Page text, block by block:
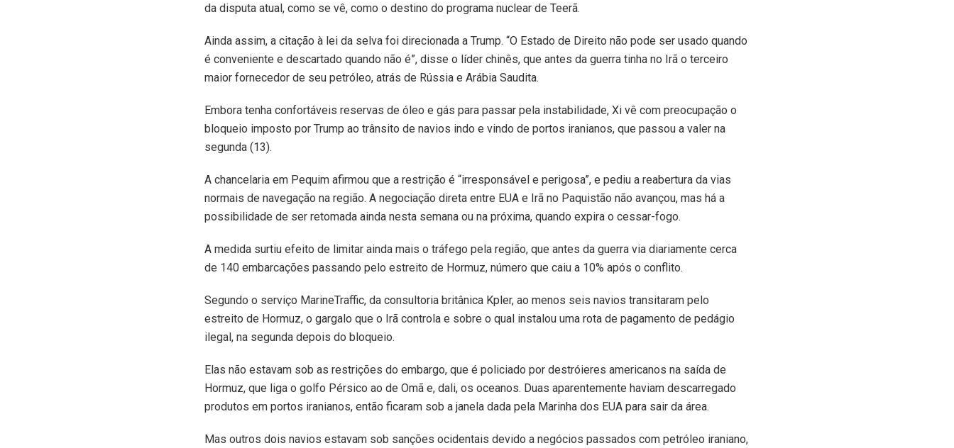
da disputa atual, como se vê, como o destino do programa nuclear de Teerã.
Ainda assim, a citação à lei da selva foi direcionada a Trump. “O Estado de Direito não pode ser usado quando
é conveniente e descartado quando não é”, disse o líder chinês, que antes da guerra tinha no Irã o terceiro
maior fornecedor de seu petróleo, atrás de Rússia e Arábia Saudita.
Embora tenha confortáveis reservas de óleo e gás para passar pela instabilidade, Xi vê com preocupação o
bloqueio imposto por Trump ao trânsito de navios indo e vindo de portos iranianos, que passou a valer na
segunda (13).
A chancelaria em Pequim afirmou que a restrição é “irresponsável e perigosa”, e pediu a reabertura da vias
normais de navegação na região. A negociação direta entre EUA e Irã no Paquistão não avançou, mas há a
possibilidade de ser retomada ainda nesta semana ou na próxima, quando expira o cessar-fogo.
A medida surtiu efeito de limitar ainda mais o tráfego pela região, que antes da guerra via diariamente cerca
de 140 embarcações passando pelo estreito de Hormuz, número que caiu a 10% após o conflito.
Segundo o serviço MarineTraffic, da consultoria britânica Kpler, ao menos seis navios transitaram pelo
estreito de Hormuz, o gargalo que o Irã controla e sobre o qual instalou uma rota de pagamento de pedágio
ilegal, na segunda depois do bloqueio.
Elas não estavam sob as restrições do embargo, que é policiado por destróieres americanos na saída de
Hormuz, que liga o golfo Pérsico ao de Omã e, dali, os oceanos. Duas aparentemente haviam descarregado
produtos em portos iranianos, então ficaram sob a janela dada pela Marinha dos EUA para sair da área.
Mas outros dois navios estavam sob sanções ocidentais devido a negócios passados com petróleo iraniano,